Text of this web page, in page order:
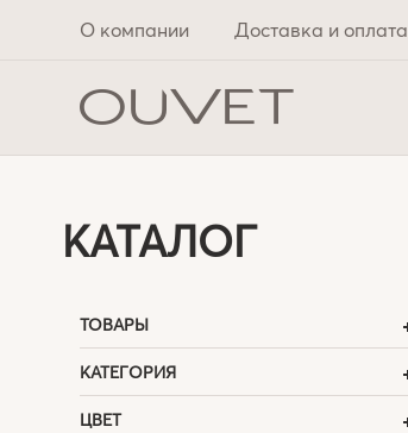
О компании Доставка и оплата
КАТАЛОГ
ТОВАРЫ
КАТЕГОРИЯ
ЦВЕТ